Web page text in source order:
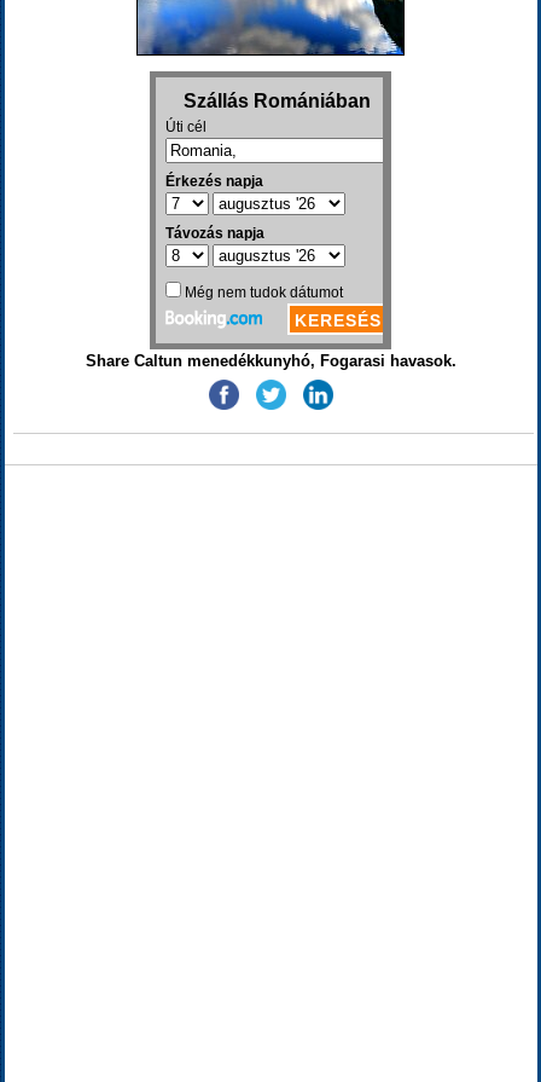
Share Caltun menedékkunyhó, Fogarasi havasok.